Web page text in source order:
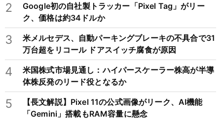
2
Google初の自社製トラッカー「Pixel Tag」がリー
ク、価格は約34ドルか
3
米メルセデス、自動パーキングブレーキの不具合で31
万台超をリコール ドアスイッチ腐食が原因
4
米国株式市場見通し：ハイパースケーラー株高が半導
体株反発のリード役となるか
5
【長文解説】Pixel 11の公式画像がリーク、AI機能
「Gemini」搭載もRAM容量に懸念